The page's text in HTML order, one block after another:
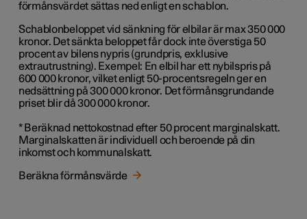
förmånsvärdet sättas ned enligt en schablon.
Schablonbeloppet vid sänkning för elbilar är max 350 000
kronor. Det sänkta beloppet fårdock inte överstiga 50
procent av bilens nypris (grundpris, exklusive
extrautrustning). Exempel: En elbil har ett nybilspris på
600 000 kronor, vilket enligt 50-procentsregeln ger en
nedsättning på 300 000 kronor. Det förmånsgrundande
priset blir då 300 000 kronor.
* Beräknad nettokostnad efter 50 procent marginalskatt.
Marginalskatten är individuell och beroende på din
inkomst och kommunalskatt.
Beräkna förmånsvärde